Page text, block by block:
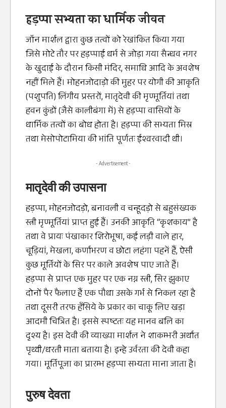
हड़प्पा सभ्यता का धार्मिक जीवन
जॉन मार्शल द्वारा कुछ तत्वों को रेखांकित किया गया
जिसे मोटे तौर पर हड़प्पाई धर्म से जोड़ा गया सैन्धव नगर
के खुदाई के दौरान किसी मंदिर, समाधि आदि के अवशेष
नहीं मिले हैं। मोहनजोदाड़ो की मुहर पर योगी की आकृति
(पशुपति) लिंगीय प्रस्तरों, मातृदेवी की मृण्मूर्तियां तथा
हवन कुंडों (जैसे कालीबंगा में) से हड़प्पा वासियों के
धार्मिक तत्वों का बोध होता है। हड़प्पा की सभ्यता मिस्र
तथा मेसोपोटामिया की भांति पूर्णतः ईश्वरवादी थी।
- Advertisement -
मातृदेवी की उपासना
हड़प्पा, मोहनजोदड़ो, बनावली व चन्हूदड़ो से बहुसंख्यक
स्त्री मृण्मूर्तियां प्राप्त हुई हैं। उनकी आकृति “कृशकाय” है
तथा वे प्रायः पंखाकार शिरोभूषा, कई लड़ी वाले हार,
चूड़ियां, मेखला, कर्णाभरण व छोटा लहंगा पहनें हैं, ऐसी
कुछ मूर्तियों के सिर पर काले अवशेष पाए जाते हैं।
हड़प्पा से प्राप्त एक मुहर पर एक नग्न स्त्री, सिर झुकाए
दोनों पैर फैलाए हैं एक पौधा उसके गर्भ से निकल रहा है
तथा दूसरी तरफ हँसिये के प्रकार का चाकू लिए खड़ा
आदमी चित्रित है। इससे स्पष्टतः यह मानव बलि का
दृश्य है। इस देवी की व्याख्या मार्शल ने शाकम्भरी अर्थात
पृथ्वी/धरती माता बताया है। इन्हे उर्वरता की देवी कहा
गया। मूर्तिपूजा का प्रारम्भ हड़प्पा सभ्यता माना जाता है।
पुरुष देवता